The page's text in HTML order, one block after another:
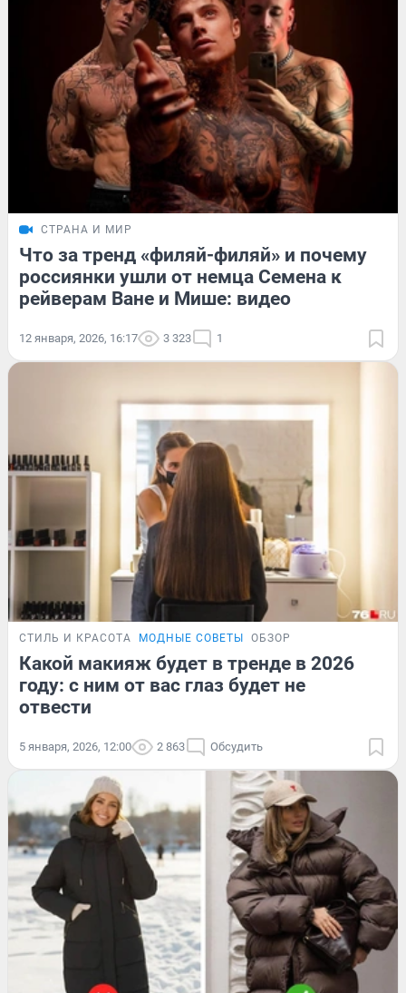
СТРАНА И МИР
Что за тренд «филяй-филяй» и почему
россиянки ушли от немца Семена к
рейверам Ване и Мише: видео
12 января, 2026, 16:17 3 323 1
СТИЛЬ И КРАСОТА МОДНЫЕ СОВЕТЫ ОБЗОР
Какой макияж будет в тренде в 2026
году: с ним от вас глаз будет не
отвести
5 января, 2026, 12:00 2 863 Обсудить